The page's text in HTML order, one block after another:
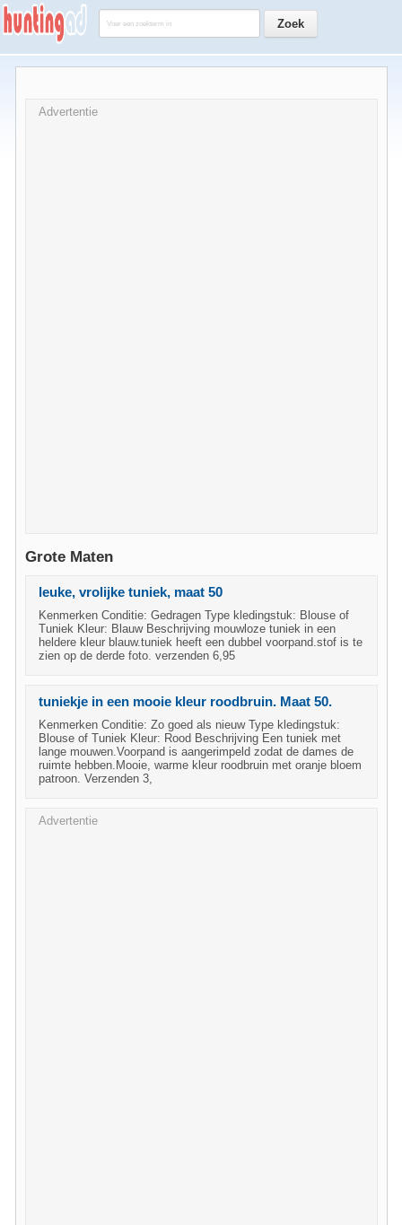
Advertentie
Grote Maten
leuke, vrolijke tuniek, maat 50
Kenmerken Conditie: Gedragen Type kledingstuk: Blouse of
Tuniek Kleur: Blauw Beschrijving mouwloze tuniek in een
heldere kleur blauw.tuniek heeft een dubbel voorpand.stof is te
zien op de derde foto. verzenden 6,95
tuniekje in een mooie kleur roodbruin. Maat 50.
Kenmerken Conditie: Zo goed als nieuw Type kledingstuk:
Blouse of Tuniek Kleur: Rood Beschrijving Een tuniek met
lange mouwen.Voorpand is aangerimpeld zodat de dames de
ruimte hebben.Mooie, warme kleur roodbruin met oranje bloem
patroon. Verzenden 3,
Advertentie